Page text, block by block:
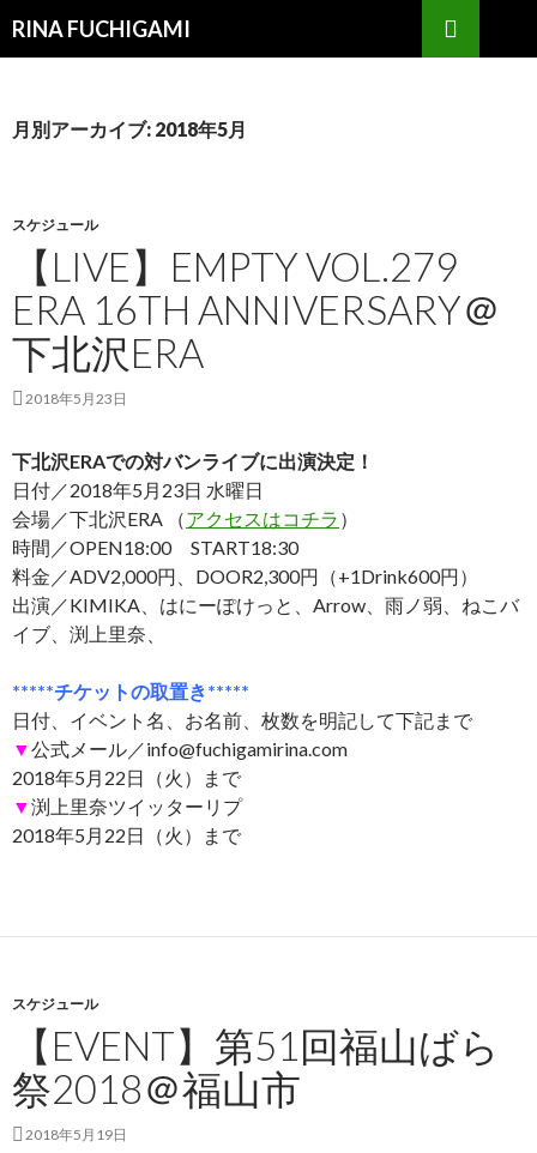
RINA FUCHIGAMI
索
ン
キ
月別アーカイブ: 2018年5月
スケジュール
【LIVE】EMPTY VOL.279
ERA 16TH ANNIVERSARY＠
下北沢ERA
2018年5月23日
下北沢ERAでの対バンライブに出演決定！
日付／2018年5月23日 水曜日
会場／下北沢ERA （アクセスはコチラ ）
時間／OPEN18:00 START18:30
料金／ADV2,000円、DOOR2,300円（+1Drink600円）
出演／KIMIKA、はにーぽけっと、Arrow、雨ノ弱、ねこバ
イブ、渕上里奈、
*****チケットの取置き*****
日付、イベント名、お名前、枚数を明記して下記まで
▼公式メール／info@fuchigamirina.com
2018年5月22日（火）まで
▼渕上里奈ツイッターリプ
2018年5月22日（火）まで
スケジュール
【EVENT】第51回福山ばら
祭2018＠福山市
2018年5月19日